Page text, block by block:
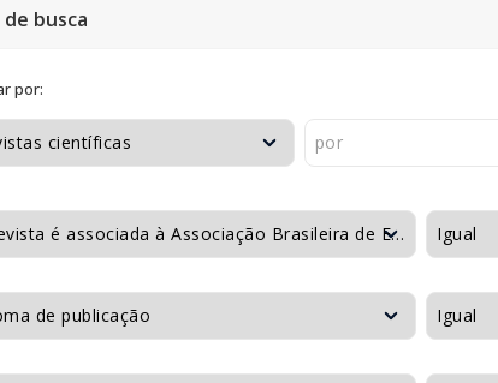
busca
por: